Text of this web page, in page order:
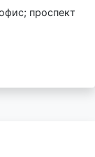
проспект